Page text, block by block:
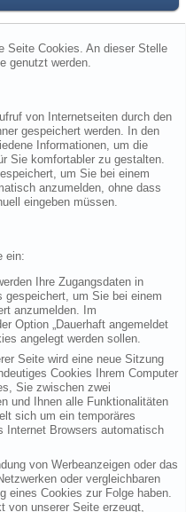
Seite Cookies. An dieser Stelle
genutzt werden.
von Internetseiten durch den
gespeichert werden. In den
Informationen, um die
Sie komfortabler zu gestalten.
um Sie bei einem
anzumelden, ohne dass
eingeben müssen.
ein:
Ihre Zugangsdaten in
um Sie bei einem
anzumelden. Im
Option „Dauerhaft angemeldet
angelegt werden sollen.
Seite wird eine neue Sitzung
Cookies Ihrem Computer
Sie zwischen zwei
und Ihnen alle Funktionalitäten
sich um ein temporäres
Internet Browsers automatisch
von Werbeanzeigen oder das
oder vergleichbaren
eines Cookies zur Folge haben.
von unserer Seite erzeugt,